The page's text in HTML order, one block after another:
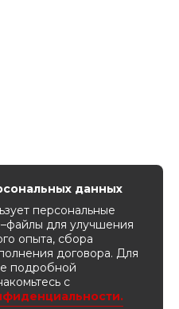
данных
персональные
для улучшения
опыта, сбора
договора. Для
подробной
с